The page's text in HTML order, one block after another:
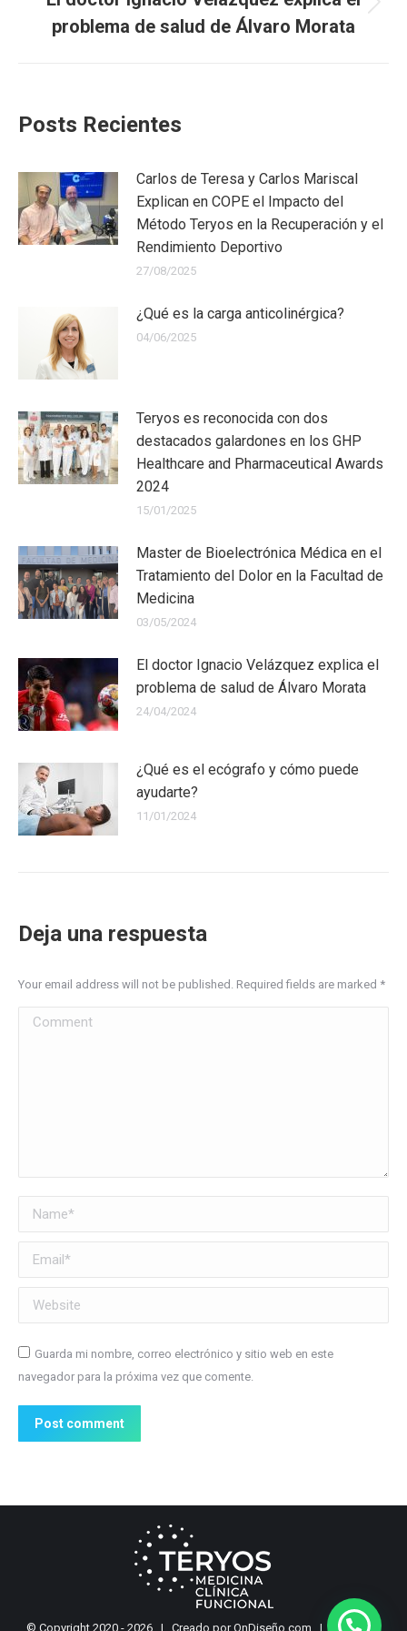
post:
problema de salud de Álvaro Morata
Posts Recientes
Carlos de Teresa y Carlos Mariscal
Explican en COPE el Impacto del
Método Teryos en la Recuperación y el
Rendimiento Deportivo
27/08/2025
¿Qué es la carga anticolinérgica?
04/06/2025
Teryos es reconocida con dos
destacados galardones en los GHP
Healthcare and Pharmaceutical Awards
2024
15/01/2025
Master de Bioelectrónica Médica en el
Tratamiento del Dolor en la Facultad de
Medicina
03/05/2024
El doctor Ignacio Velázquez explica el
problema de salud de Álvaro Morata
24/04/2024
¿Qué es el ecógrafo y cómo puede
ayudarte?
11/01/2024
Deja una respuesta
Your email address will not be published. Required fields are marked *
Comment
Name *
Email *
Website
Guarda mi nombre, correo electrónico y sitio web en este
navegador para la próxima vez que comente.
Post comment
© Copyright 2020 - 2026 | Creado porOnDiseño.com | All Rights